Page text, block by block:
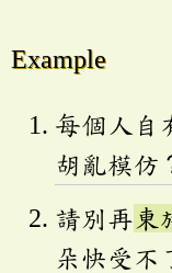
Example
每個人自
胡亂模仿
請別再 東
朵快受不